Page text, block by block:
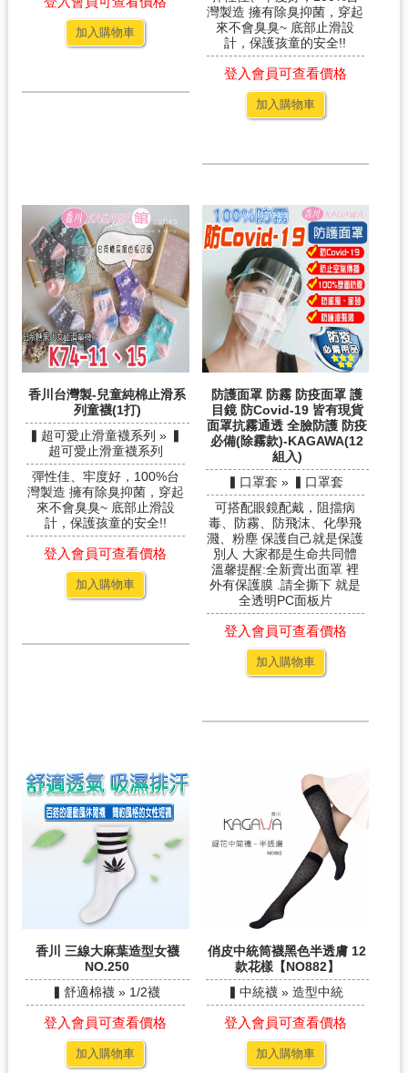
加入購物車
灣製造 擁有除臭抑菌，穿起
來不會臭臭~ 底部止滑設
計，保護孩童的安全!!
登入會員可查看價格
加入購物車
香川台灣製-兒童純棉止滑系
列童襪(1打)
▍超可愛止滑童襪系列 » ▍
超可愛止滑童襪系列
彈性佳、牢度好，100%台
灣製造 擁有除臭抑菌，穿起
來不會臭臭~ 底部止滑設
計，保護孩童的安全!!
登入會員可查看價格
加入購物車
防護面罩 防霧 防疫面罩 護
目鏡 防Covid-19 皆有現貨
面罩抗霧通透 全臉防護 防疫
必備(除霧款)-KAGAWA(12
組入)
▍口罩套 » ▍口罩套
可搭配眼鏡配戴，阻擋病
毒、防霧、防飛沫、化學飛
濺、粉塵 保護自己就是保護
別人 大家都是生命共同體
溫馨提醒:全新賣出面罩 裡
外有保護膜 .請全撕下 就是
全透明PC面板片
登入會員可查看價格
加入購物車
香川 三線大麻葉造型女襪
NO.250
▍舒適棉襪 » 1/2襪
登入會員可查看價格
加入購物車
俏皮中統筒襪黑色半透膚 12
款花樣【NO882】
▍中統襪 » 造型中統
登入會員可查看價格
加入購物車